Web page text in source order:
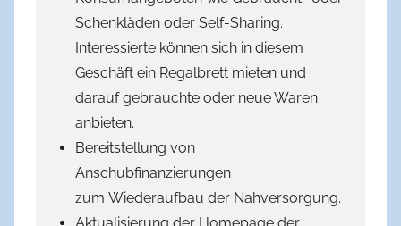
Schenkläden oder Self-Sharing.
Interessierte können sich in diesem
Geschäft ein Regalbrett mieten und
darauf gebrauchte oder neue Waren
anbieten.
Bereitstellung von
Anschubfinanzierungen
zum Wiederaufbau der Nahversorgung.